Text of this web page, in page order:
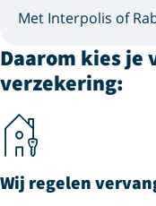
Met Interpolis of
Daarom kies je
verzekering:
Wij regelen